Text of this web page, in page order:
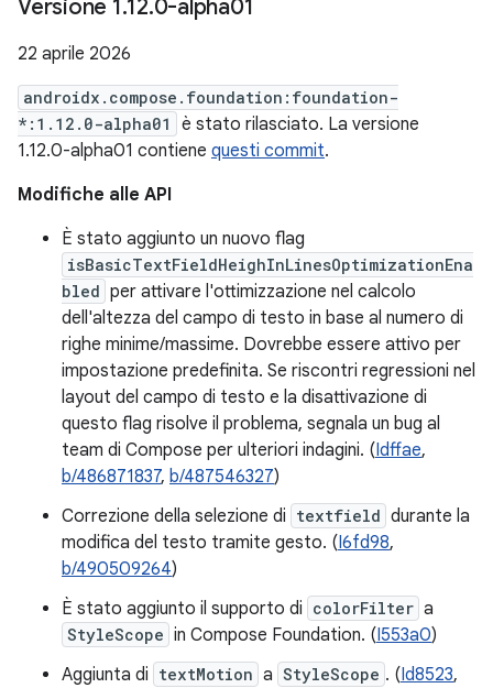
Versione 1.12.0-alpha01
22 aprile 2026
androidx.compose.foundation:foundation-
*:1.12.0-alpha01
è stato rilasciato. La versione
1.12.0-alpha01 contiene questi commit.
Modifiche alle API
È stato aggiunto un nuovo flag
isBasicTextFieldHeighInLinesOptimizationEna
bled per attivare l'ottimizzazione nel calcolo
dell'altezza del campo di testo in base al numero di
righe minime/massime. Dovrebbe essere attivo per
impostazione predefinita. Se riscontri regressioni nel
layout del campo di testo e la disattivazione di
questo flag risolve il problema, segnala un bug al
team di Compose per ulteriori indagini. (Idffae,
b/486871837, b/487546327)
Correzione della selezione di textfield durante la
modifica del testo tramite gesto. (I6fd98,
b/490509264)
È stato aggiunto il supporto di colorFilter a
StyleScope in Compose Foundation. (I553a0)
Aggiunta di textMotion a StyleScope . (Id8523,